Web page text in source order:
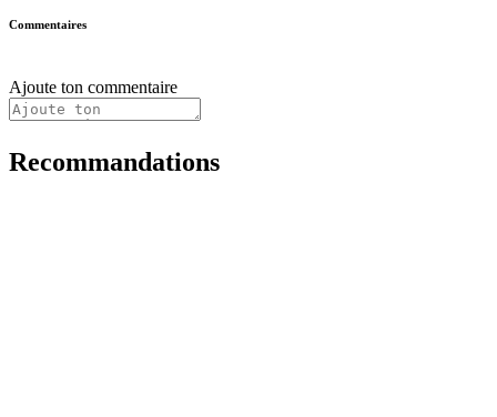
Commentaires
Ajoute ton commentaire
Recommandations